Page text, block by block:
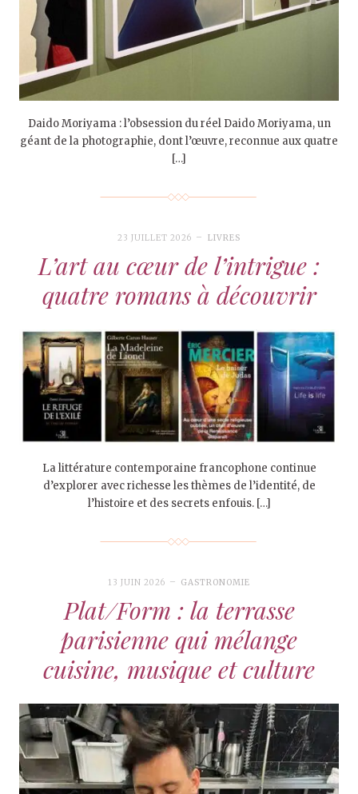
Daido Moriyama : l’obsession du réel Daido Moriyama, un
géant de la photographie, dont l’œuvre, reconnue aux quatre
[…]
23 JUILLET 2026 LIVRES
L’art au cœur de l’intrigue :
quatre romans à découvrir
La littérature contemporaine francophone continue
d’explorer avec richesse les thèmes de l’identité, de
l’histoire et des secrets enfouis. […]
13 JUIN 2026 GASTRONOMIE
Plat/Form : la terrasse
parisienne qui mélange
cuisine, musique et culture